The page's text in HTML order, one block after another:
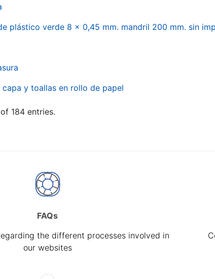
plástico verde 8 x 0,45 mm. mandril 200 mm. sin
y toallas en rollo de papel
184 entries.
FAQs
the different processes involved in
our websites